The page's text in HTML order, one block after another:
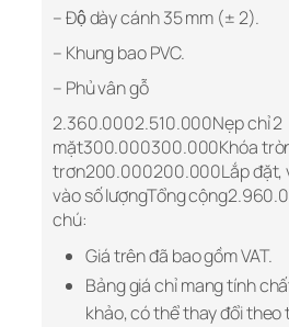
– Độ dày cánh 35 mm (± 2).
– Khung bao PVC.
– Phủ vân gỗ
2.360.0002.510.000Nẹp chỉ 2
mặt300.000300.000Khóa
trơn200.000200.000Lắp đặt,
vào số lượngTổng
chú:
Giá trên đã bao gồm VAT.
Bảng giá chỉ mang tính
khảo, có thể thay đổi theo